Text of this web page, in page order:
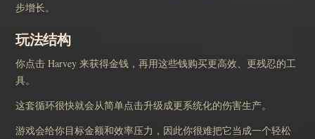
步增长。
玩法结构
你点击 Harvey 来获得金钱，再用这些钱购买更高效、更残忍的工
具。
这套循环很快就会从简单点击升级成更系统化的伤害生产。
游戏会给你目标金额和效率压力，因此你很难把它当成一个轻松